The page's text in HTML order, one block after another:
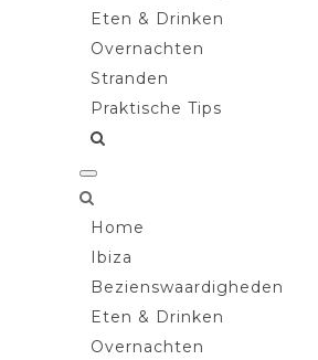
Eten & Drinken
Overnachten
Stranden
Praktische Tips
Home
Ibiza
Bezienswaardigheden
Eten & Drinken
Overnachten